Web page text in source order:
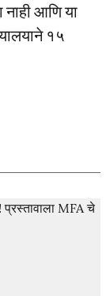
आणि या
१५